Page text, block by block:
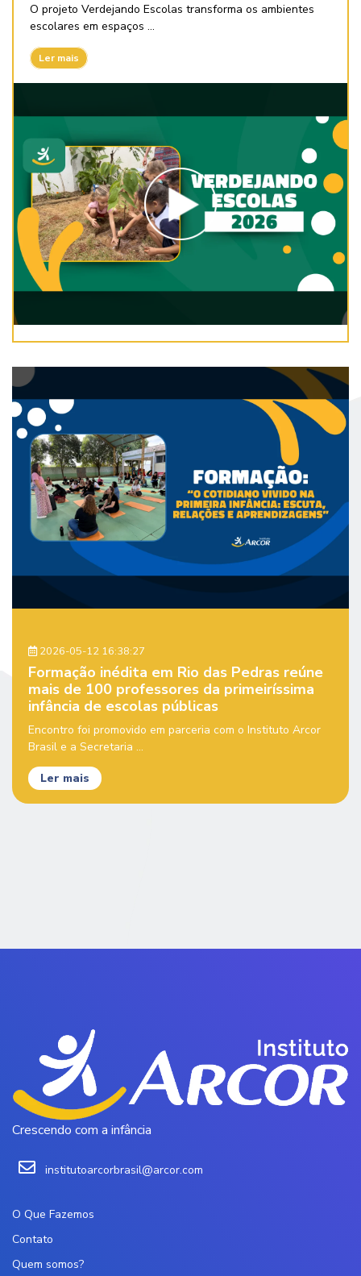
O projeto Verdejando Escolas transforma os ambientes
escolares em espaços ...
Ler mais
2026-05-12 16:38:27
Formação inédita em Rio das Pedras reúne
mais de 100 professores da primeiríssima
infância de escolas públicas
Encontro foi promovido em parceria com o Instituto Arcor
Brasil e a Secretaria ...
Ler mais
Crescendo com a infância
institutoarcorbrasil@arcor.com
O Que Fazemos
Contato
Quem somos?